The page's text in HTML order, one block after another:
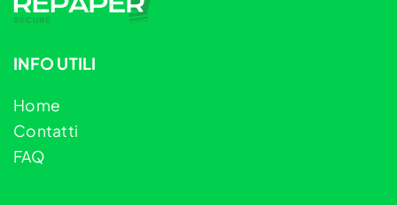
INFO UTILI
Home
Contatti
FAQ